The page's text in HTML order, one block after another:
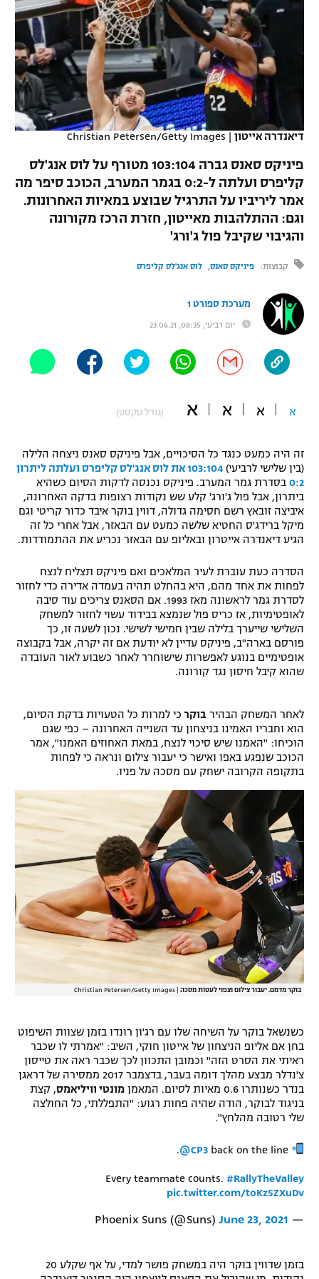
רץ ברשת
לוח שידורים
ברחבה
"מעל הליגה" – פודקאסט
"מחצית בשכונה" – פודקאסט
תקנון עבור פעילות אלקטרה
תקנון עבור פעילות ספורט 1 – "מרלן"
גיימינג E-Sports
תנאי שימוש
מדיניות פרטיות
תקנון פעילות ספורט 1
רשיון להקרנה פומבית לבית עסק
לוח דרושים – ג'ובנט
תגיות
המגזין
נבחרת ישראל
מכבי חיפה
בית"ר ירושלים
מכבי תל אביב
הפועל חיפה
הפועל באר שבע
מכבי נתניה
בני יהודה
ליגה ספרדית
ליגה איטלקית
ליגה צרפתית
ליגה הולנדית
ליגה טורקית
ליגה סינית
ליגה ברזילאית
ליגות נוספות
כדורסל נשים
מכבי תל אביב
הפועל חולון
הפועל ירושלים
יורוקאפ
כדוריד
כדורעף
שחייה
ג'ודו
אגרוף
ספורט אולימפי
היאבקות WWE
אופניים
כדורמים
פוטבול אמריקאי NFL
בייסבול MLB
ספורט אתגרי ואקסטרים
גיימינג E-Sports
דיאנדרה אייטון |
Christian Petersen/Getty Images
פיניקס סאנס גברה 103:104 מטורף על לוס אנג'לס
קליפרס ועלתה ל-0:2 בגמר המערב, הכוכב סיפר מה
אמר ליריביו על התרגיל שבוצע במאיות האחרונות.
וגם: ההתלהבות מאייטון, חזרת הרכז מקורונה
והגיבוי שקיבל פול ג'ורג'
קבוצות: פיניקס סאנס לוס אנג'לס קליפרס
מערכת ספורט 1
יום רביעי, 08:35, 23.06.21
א א א א (גודל טקסט)
זה היה כמעט כנגד כל הסיכויים, אבל פיניקס סאנס ניצחה הלילה
(בין שלישי לרביעי)
103:104 את לוס אנג'לס קליפרס ועלתה ליתרון
0:2 בסדרת גמר המערב. פיניקס נכנסה לדקות הסיום כשהיא
ביתרון, אבל פול ג'ורג' קלע שש נקודות רצופות בדקה האחרונה,
איביצה זובאץ רשם חסימה גדולה, דווין בוקר איבד כדור קריטי וגם
מיקל ברידג'ס החטיא שלשה כמעט עם הבאזר, אבל אחרי כל זה
הגיע דיאנדרה אייטרון ובאליופ עם הבאזר נכריע את ההתמודדות.
הסדרה כעת עוברת לעיר המלאכים ואם פיניקס תצליח לנצח
לפחות את אחד מהם, היא בהחלט תהיה בעמדה אדירה כדי לחזור
לסדרת גמר לראשונה מאז 1993. אם הסאנס צריכים עוד סיבה
לאופטימיות, אז כריס פול שנמצא בבידוד עשוי לחזור למשחק
השלישי שייערך בלילה שבין חמישי לשישי. נכון לשעה זו, כך
פורסם בארה"ב, פיניקס עדיין לא יודעת אם זה יקרה, אבל בקבוצה
אופטימיים בנוגע לאפשרות שישוחרר לאחר כשבוע לאור העובדה
שהוא קיבל חיסון נגד קורונה.
לאחר המשחק הבהיר בוקר כי למרות כל הטעויות בדקת הסיום,
הוא וחבריו האמינו בניצחון עד השנייה האחרונה – כפי שגם
הוכיחו: "האמנו שיש סיכוי לנצח, במאת האחוזים האמנו", אמר
הכוכב שנפגע באפו ואישר כי יעבור צילום ונראה כי לפחות
בתקופה הקרובה ישחק עם מסכה על פניו.
בוקר מדמם. יעבור צילום וצפוי לעטות מסכה Christian Petersen/Getty Images
כשנשאל בוקר על השיחה שלו עם רג'ון רונדו בזמן שצוות השיפוט
בחן אם אליופ הניצחון של אייטון חוקי, השיב: "אמרתי לו שכבר
ראיתי את הסרט הזה" וכמובן התכוון לכך שכבר ראה את טייסון
צ'נדלר מבצע מהלך דומה בעבר, בדצמבר 2017 ממסירה של דראגן
בנדר כשנותרו 0.6 מאיות לסיום. המאמן
מונטי וויליאמס, קצת
בניגוד לבוקר, הודה שהיה פחות רגוע: "התפללתי, כל החולצה
שלי רטובה מהלחץ".
.@CP3back on the line
Every teammate counts. #RallyTheValley
pic.twitter.com/toKz5ZXuDv
— Phoenix Suns (@Suns)
June 23, 2021
בזמן שדווין בוקר היה במשחק פושר למדי, על אף שקלע 20